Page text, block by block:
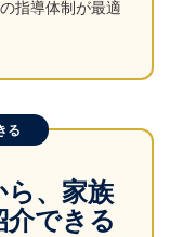
指導体制が最適
る
ら、家族
介できる